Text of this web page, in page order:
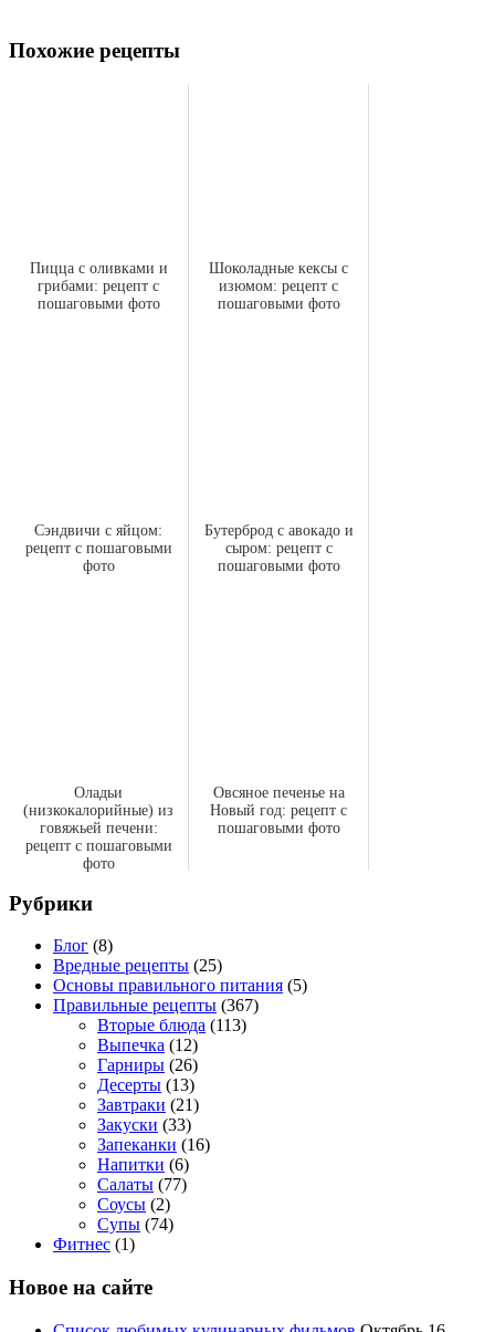
Похожие рецепты
Пицца с оливками и
грибами: рецепт с
пошаговыми фото
Шоколадные кексы с
изюмом: рецепт с
пошаговыми фото
Сэндвичи с яйцом:
рецепт с пошаговыми
фото
Бутерброд с авокадо и
сыром: рецепт с
пошаговыми фото
Оладьи
(низкокалорийные) из
говяжьей печени:
рецепт с пошаговыми
фото
Овсяное печенье на
Новый год: рецепт с
пошаговыми фото
Рубрики
Блог (8)
Вредные рецепты (25)
Основы правильного питания (5)
Правильные рецепты (367)
Вторые блюда (113)
Выпечка (12)
Гарниры (26)
Десерты (13)
Завтраки (21)
Закуски (33)
Запеканки (16)
Напитки (6)
Салаты (77)
Соусы (2)
Супы (74)
Фитнес (1)
Новое на сайте